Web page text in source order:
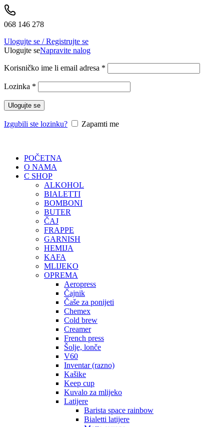
068 146 278
Ulogujte se / Registrujte se
Ulogujte seNapravite nalog
Korisničko ime li email adresa *
Lozinka *
Ulogujte se
Izgubili ste lozinku? Zapamti me
POČETNA
O NAMA
C SHOP
ALKOHOL
BIALETTI
BOMBONI
BUTER
ČAJ
FRAPPE
GARNISH
HEMIJA
KAFA
MLIJEKO
OPREMA
Aeropress
Čajnik
Čaše za ponijeti
Chemex
Cold brew
Creamer
French press
Šolje, lonče
V60
Inventar (razno)
Kašike
Keep cup
Kuvalo za mlijeko
Latijere
Barista space rainbow
Bialetti latijere